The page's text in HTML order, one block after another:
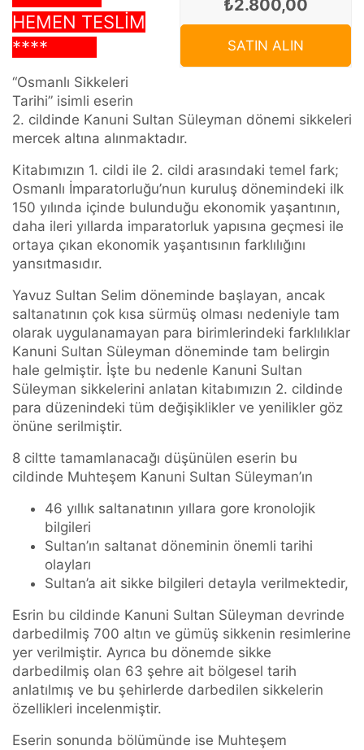
₺2.800,00
SATIN ALIN
HEMEN TESLİM
****
“Osmanlı Sikkeleri
Tarihi” isimli eserin
2. cildinde Kanuni Sultan Süleyman dönemi sikkeleri
mercek altına alınmaktadır.
Kitabımızın 1. cildi ile 2. cildi arasındaki temel fark;
Osmanlı İmparatorluğu’nun kuruluş dönemindeki ilk
150 yılında içinde bulunduğu ekonomik yaşantının,
daha ileri yıllarda imparatorluk yapısına geçmesi ile
ortaya çıkan ekonomik yaşantısının farklılığını
yansıtmasıdır.
Yavuz Sultan Selim döneminde başlayan, ancak
saltanatının çok kısa sürmüş olması nedeniyle tam
olarak uygulanamayan para birimlerindeki farklılıklar
Kanuni Sultan Süleyman döneminde tam belirgin
hale gelmiştir. İşte bu nedenle Kanuni Sultan
Süleyman sikkelerini anlatan kitabımızın 2. cildinde
para düzenindeki tüm değişiklikler ve yenilikler göz
önüne serilmiştir.
8 ciltte tamamlanacağı düşünülen eserin bu
cildinde Muhteşem Kanuni Sultan Süleyman’ın
46 yıllık saltanatının yıllara gore kronolojik
bilgileri
Sultan’ın saltanat döneminin önemli tarihi
olayları
Sultan’a ait sikke bilgileri detayla verilmektedir,
Esrin bu cildinde Kanuni Sultan Süleyman devrinde
darbedilmiş 700 altın ve gümüş sikkenin resimlerine
yer verilmiştir. Ayrıca bu dönemde sikke
darbedilmiş olan 63 şehre ait bölgesel tarih
anlatılmış ve bu şehirlerde darbedilen sikkelerin
özellikleri incelenmiştir.
Eserin sonunda bölümünde ise Muhteşem